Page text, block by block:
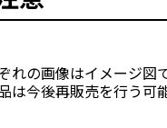
れの画像はイメージ図
は今後再販売を行う可